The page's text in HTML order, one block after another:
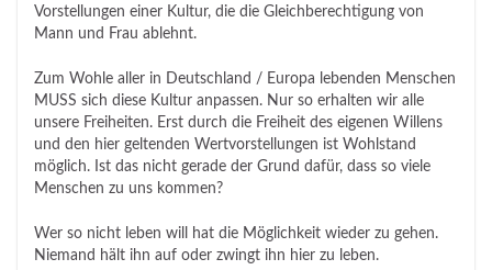
Vorstellungen einer Kultur, die die Gleichberechtigung von
Mann und Frau ablehnt.
Zum Wohle aller in Deutschland / Europa lebenden Menschen
MUSS sich diese Kultur anpassen. Nur so erhalten wir alle
unsere Freiheiten. Erst durch die Freiheit des eigenen Willens
und den hier geltenden Wertvorstellungen ist Wohlstand
möglich. Ist das nicht gerade der Grund dafür, dass so viele
Menschen zu uns kommen?
Wer so nicht leben will hat die Möglichkeit wieder zu gehen.
Niemand hält ihn auf oder zwingt ihn hier zu leben.